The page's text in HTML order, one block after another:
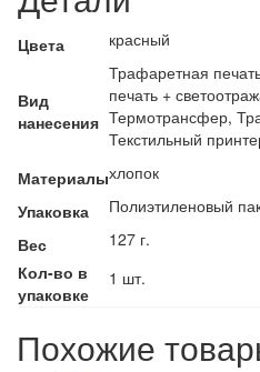
Цвета красный
Вид
нанесения
Трафаретная
печать +
Термотрансфер,
Текстильный
Материалыхлопок
Упаковка
Полиэтиленовый
Вес
127 г.
Кол-во в
упаковке
1 шт.
Похожие